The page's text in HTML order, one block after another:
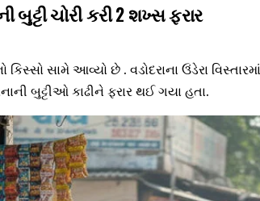
બુટ્ટી ચોરી કરી 2 શખ્સ ફરાર
કિસ્સો સામે આવ્યો છે . વડોદરાના ઉંડેરા
બુટ્ટીઓ કાઢીને ફરાર થઈ ગયા હતા.